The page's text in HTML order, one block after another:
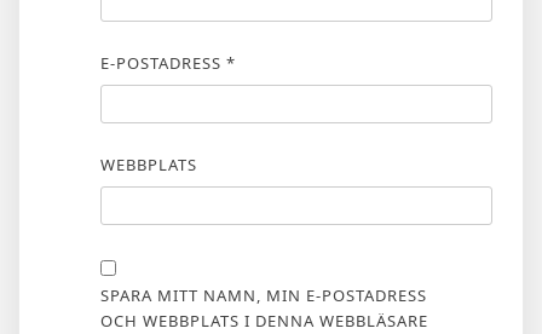
E-POSTADRESS *
WEBBPLATS
SPARA MITT NAMN, MIN E-POSTADRESS
OCH WEBBPLATS I DENNA WEBBLÄSARE